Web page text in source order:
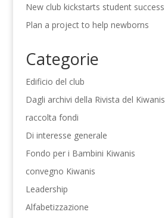
New club kickstarts student success
Plan a project to help newborns
Categorie
Edificio del club
Dagli archivi della Rivista del Kiwanis
raccolta fondi
Di interesse generale
Fondo per i Bambini Kiwanis
convegno Kiwanis
Leadership
Alfabetizzazione